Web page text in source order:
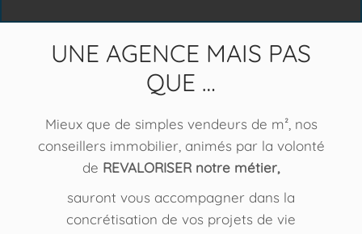
UNE AGENCE MAIS PAS
QUE …
Mieux que de simples vendeurs de m², nos
conseillers immobilier, animés par la volonté
de REVALORISER notre métier,
sauront vous accompagner dans la
concrétisation de vos projets de vie